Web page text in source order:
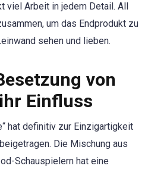
viel Arbeit in jedem Detail. All
um das Endprodukt zu
sehen und lieben.
von
Einfluss
hat definitiv zur Einzigartigkeit
Die Mischung aus
Schauspielern hat eine